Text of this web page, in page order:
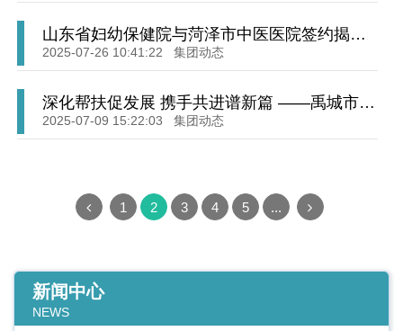
山东省妇幼保健院与菏泽市中医医院签约揭牌
仪式顺利举行
2025-07-26 10:41:22 集团动态
深化帮扶促发展 携手共进谱新篇 ——禹城市妇
幼保健院来我院座谈交流
2025-07-09 15:22:03 集团动态
1 2 3 4 5 ...
新闻中心
NEWS